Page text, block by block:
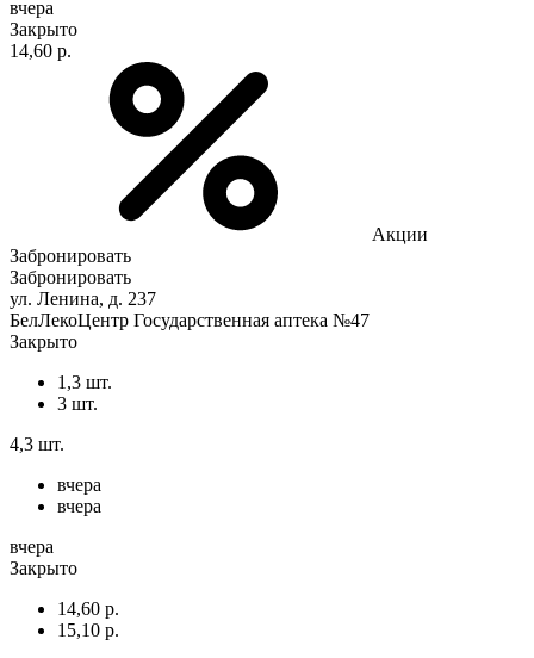
вчера
Закрыто
14,60 р.
Акции
Забронировать
Забронировать
ул. Ленина, д. 237
БелЛекоЦентр Государственная аптека №47
Закрыто
1,3 шт.
3 шт.
4,3 шт.
вчера
вчера
вчера
Закрыто
14,60 р.
15,10 р.